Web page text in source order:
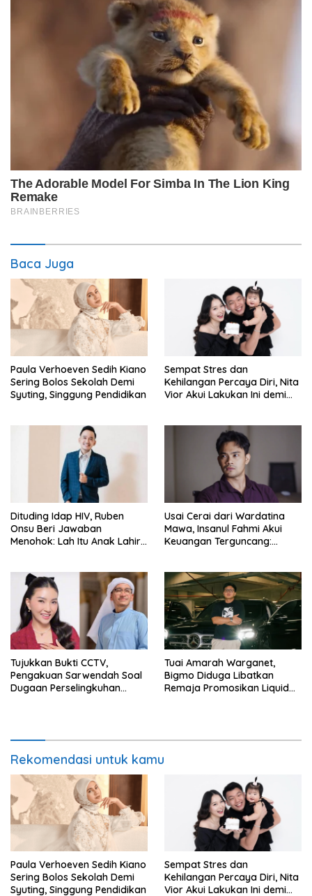
Baca Juga
Paula Verhoeven Sedih Kiano
Sering Bolos Sekolah Demi
Syuting, Singgung Pendidikan
Sempat Stres dan
Kehilangan Percaya Diri, Nita
Vior Akui Lakukan Ini demi
Dituding Idap HIV, Ruben
Onsu Beri Jawaban
Menohok: Lah Itu Anak Lahir
Usai Cerai dari Wardatina
Mawa, Insanul Fahmi Akui
Keuangan Terguncang:
Tujukkan Bukti CCTV,
Pengakuan Sarwendah Soal
Dugaan Perselingkuhan
Tuai Amarah Warganet,
Bigmo Diduga Libatkan
Remaja Promosikan Liquid
Rekomendasi untuk kamu
Paula Verhoeven Sedih Kiano
Sering Bolos Sekolah Demi
Syuting, Singgung Pendidikan
Sempat Stres dan
Kehilangan Percaya Diri, Nita
Vior Akui Lakukan Ini demi